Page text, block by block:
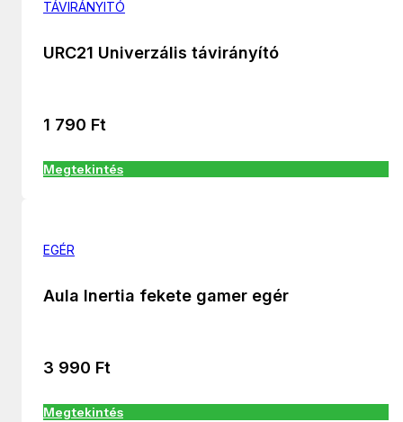
TÁVIRÁNYITÓ
URC21 Univerzális távirányító
1 790 Ft
Megtekintés
EGÉR
Aula Inertia fekete gamer egér
3 990 Ft
Megtekintés